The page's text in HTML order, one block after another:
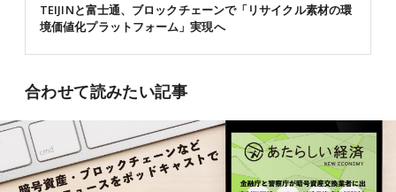
TEIJINと富士通、ブロックチェーンで「リサイクル素材の環
境価値化プラットフォーム」実現へ
合わせて読みたい記事